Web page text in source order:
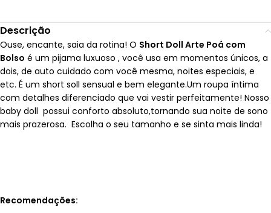
Descrição
Ouse, encante, saia da rotina! O Short Doll Arte Poá com
Bolso é um pijama luxuoso , você usa em momentos únicos, a
dois, de auto cuidado com você mesma, noites especiais, e
etc. É um short soll sensual e bem elegante.Um roupa íntima
com detalhes diferenciado que vai vestir perfeitamente! Nosso
baby doll possui conforto absoluto,tornando sua noite de sono
mais prazerosa. Escolha o seu tamanho e se sinta mais linda!
Recomendações: